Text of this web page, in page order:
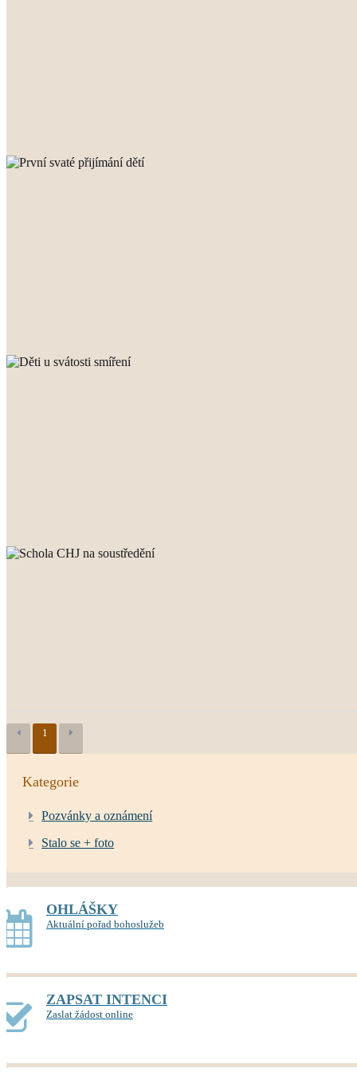
1
Kategorie
Pozvánky a oznámení
Stalo se + foto
OHLÁŠKY
Aktuální pořad bohoslužeb
ZAPSAT INTENCI
Zaslat žádost online